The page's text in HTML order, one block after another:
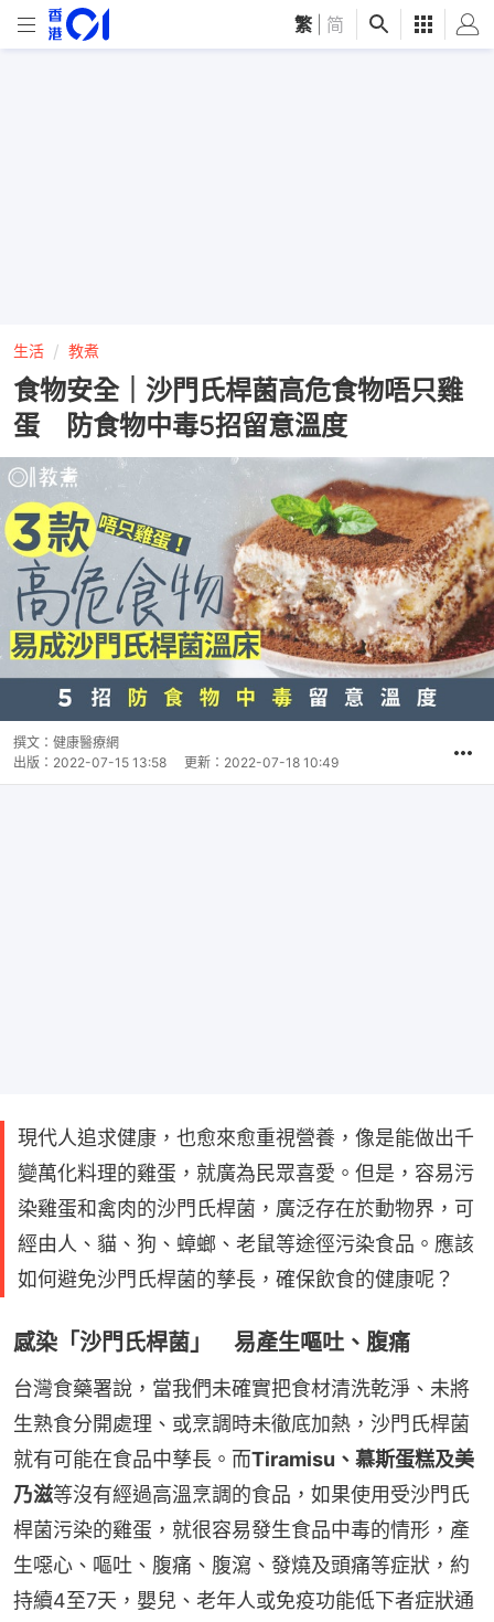
繁 简
生活 教煮
食物安全｜沙門氏桿菌高危食物唔只雞
蛋 防食物中毒5招留意溫度
撰文： 健康醫療網
出版： 2022-07-15 13:58 更新： 2022-07-18 10:49
現代人追求健康，也愈來愈重視營養，像是能做出千
變萬化料理的雞蛋，就廣為民眾喜愛。但是，容易污
染雞蛋和禽肉的沙門氏桿菌，廣泛存在於動物界，可
經由人、貓、狗、蟑螂、老鼠等途徑污染食品。應該
如何避免沙門氏桿菌的孳長，確保飲食的健康呢？
感染「沙門氏桿菌」 易產生嘔吐、腹痛
台灣食藥署說，當我們未確實把食材清洗乾淨、未將
生熟食分開處理、或烹調時未徹底加熱，沙門氏桿菌
就有可能在食品中孳長。而Tiramisu、慕斯蛋糕及美
乃滋等沒有經過高溫烹調的食品，如果使用受沙門氏
桿菌污染的雞蛋，就很容易發生食品中毒的情形，產
生噁心、嘔吐、腹痛、腹瀉、發燒及頭痛等症狀，約
持續4至7天，嬰兒、老年人或免疫功能低下者症狀通